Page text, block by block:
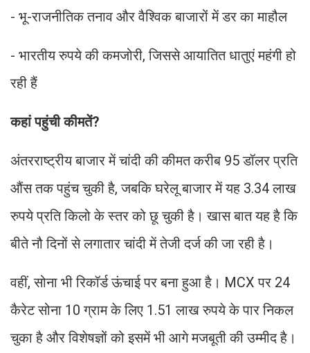
- भू-राजनीतिक तनाव और वैश्विक बाजारों में डर का माहौल
- भारतीय रुपये की कमजोरी, जिससे आयातित धातुएं महंगी हो
रही हैं
कहां पहुंची कीमतें?
अंतरराष्ट्रीय बाजार में चांदी की कीमत करीब 95 डॉलर प्रति
औंस तक पहुंच चुकी है, जबकि घरेलू बाजार में यह 3.34 लाख
रुपये प्रति किलो के स्तर को छू चुकी है। खास बात यह है कि
बीते नौ दिनों से लगातार चांदी में तेजी दर्ज की जा रही है।
वहीं, सोना भी रिकॉर्ड ऊंचाई पर बना हुआ है। MCX पर 24
कैरेट सोना 10 ग्राम के लिए 1.51 लाख रुपये के पार निकल
चुका है और विशेषज्ञों को इसमें भी आगे मजबूती की उम्मीद है।